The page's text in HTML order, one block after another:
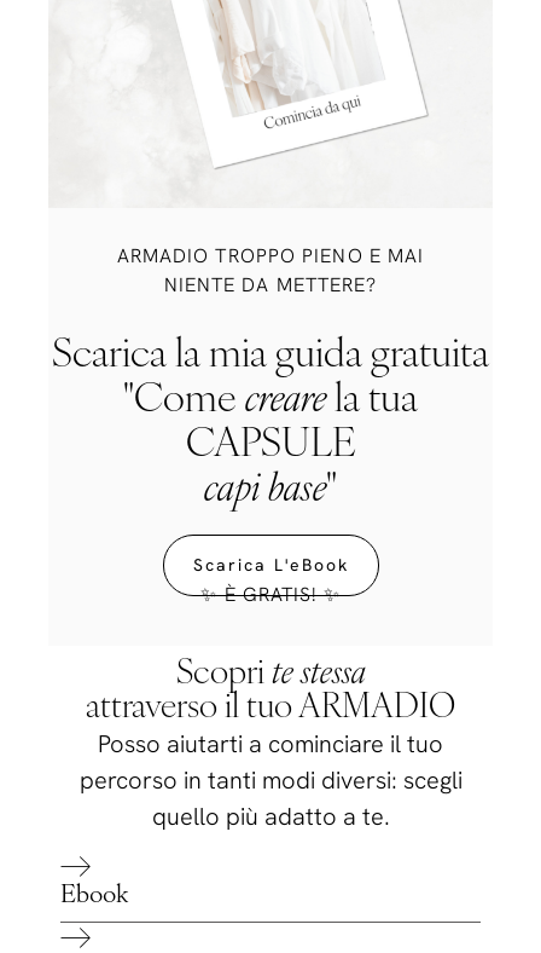
ARMADIO TROPPO PIENO E MAI
NIENTE DA METTERE?
Scarica la mia guida gratuita
"Come crearela tua
CAPSULE
capi base"
Scarica L'eBook
✨ È GRATIS! ✨
Scoprite stessa
attraverso il tuo ARMADIO
Posso aiutarti a cominciare il tuo
percorso in tanti modi diversi: scegli
quello più adatto a te.
Ebook